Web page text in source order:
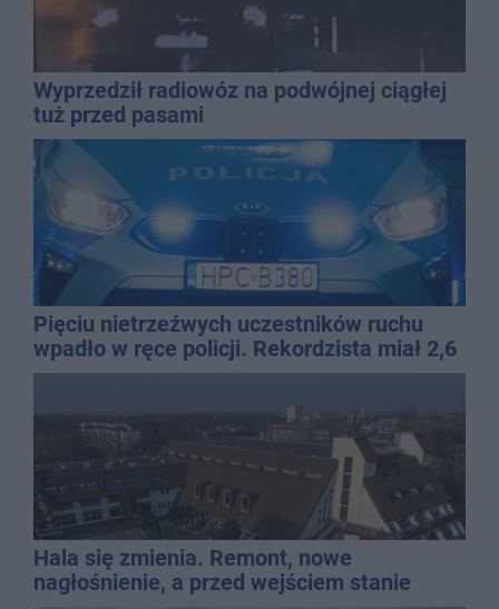
Wyprzedził radiowóz na podwójnej ciągłej
tuż przed pasami
Pięciu nietrzeźwych uczestników ruchu
wpadło w ręce policji. Rekordzista miał 2,6
promila
Hala się zmienia. Remont, nowe
nagłośnienie, a przed wejściem stanie